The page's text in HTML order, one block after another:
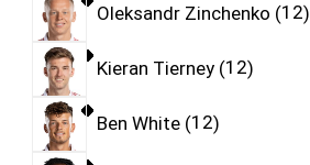
Oleksandr Zinchenko 12
Kieran Tierney 12
Ben White 12